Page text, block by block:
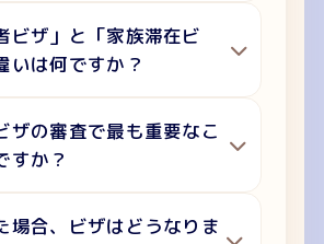
ビザ」と「家族滞在ビ
いは何ですか？
ザの審査で最も重要なこ
すか？
場合、ビザはどうなりま